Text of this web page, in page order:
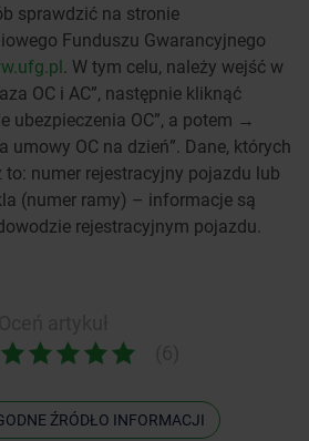
sprawdzić na stronie
Funduszu Gwarancyjnego
. W tym celu, należy wejść w
OC i AC”, następnie kliknąć
ubezpieczenia OC”, a potem →
umowy OC na dzień”. Dane, których
to: numer rejestracyjny pojazdu lub
(numer ramy) – informacje są
rejestracyjnym pojazdu.
ŹRÓDŁO INFORMACJI